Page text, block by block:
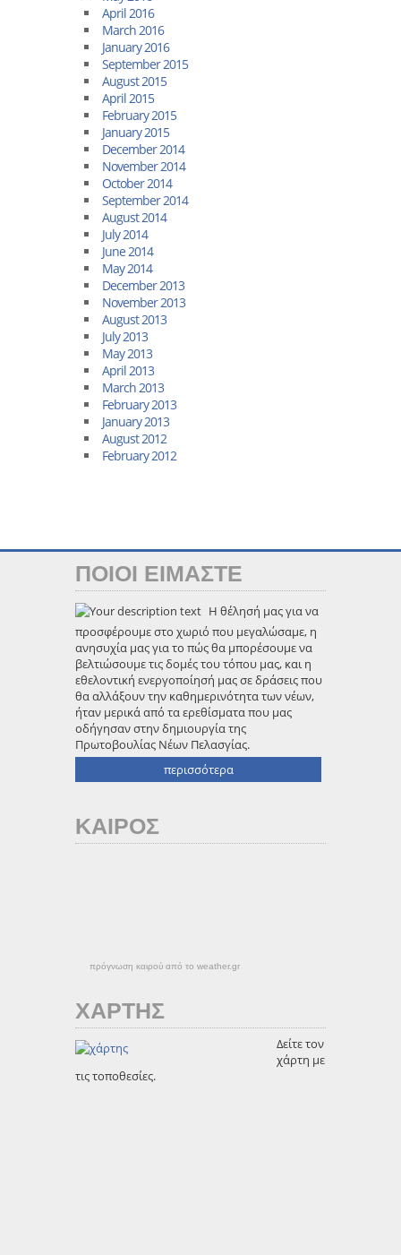
April 2016
March 2016
January 2016
September 2015
August 2015
April 2015
February 2015
January 2015
December 2014
November 2014
October 2014
September 2014
August 2014
July 2014
June 2014
May 2014
December 2013
November 2013
August 2013
July 2013
May 2013
April 2013
March 2013
February 2013
January 2013
August 2012
February 2012
ΠΟΙΟΙ ΕΙΜΑΣΤΕ
Η θέλησή μας για να
προσφέρουμε στο χωριό που μεγαλώσαμε, η
ανησυχία μας για το πώς θα μπορέσουμε να
βελτιώσουμε τις δομές του τόπου μας, και η
εθελοντική ενεργοποίησή μας σε δράσεις που
θα αλλάξουν την καθημερινότητα των νέων,
ήταν μερικά από τα ερεθίσματα που μας
οδήγησαν στην δημιουργία της
Πρωτοβουλίας Νέων Πελασγίας.
περισσότερα
ΚΑΙΡΟΣ
πρόγνωση καιρού από το weather.gr
ΧΑΡΤΗΣ
Δείτε τον
χάρτη με
τις τοποθεσίες.